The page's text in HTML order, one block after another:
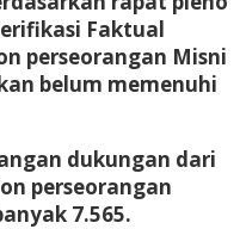
Faktual
perseorangan Misni
belum memenuhi
dukungan dari
perseorangan
7.565.